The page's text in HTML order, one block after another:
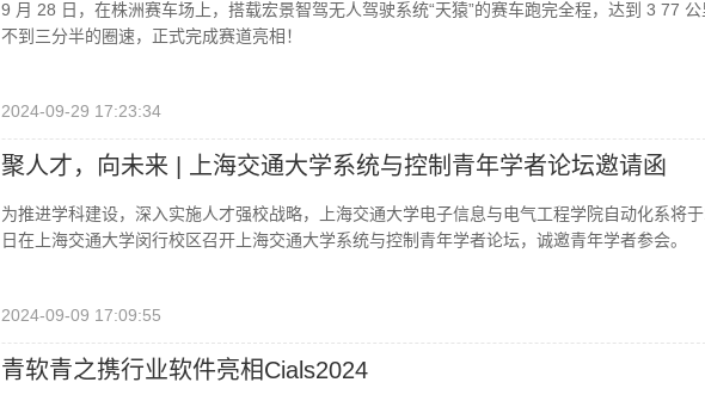
9 月 28 日，在株洲赛车场上，搭载宏景智驾无人驾驶系统“天猿”的赛车跑完全程，达到 3 77
不到三分半的圈速，正式完成赛道亮相！
2024-09-29 17:23:34
聚人才，向未来 | 上海交通大学系统与控制青年学者论坛邀请函
为推进学科建设，深入实施人才强校战略，上海交通大学电子信息与电气工程学院自动化系将
日在上海交通大学闵行校区召开上海交通大学系统与控制青年学者论坛，诚邀青年学者参会。
2024-09-09 17:09:55
青软青之携行业软件亮相Cials2024